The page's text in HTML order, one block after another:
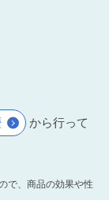
から行って
で、商品の効果や性